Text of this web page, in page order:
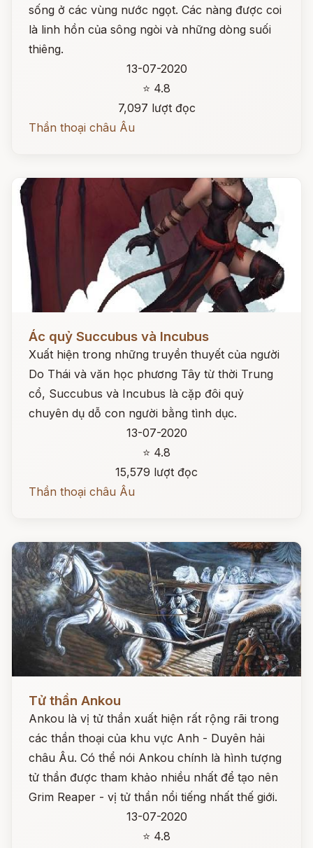
sống ở các vùng nước ngọt. Các nàng được coi
là linh hồn của sông ngòi và những dòng suối
thiêng.
13-07-2020
⭐ 4.8
7,097 lượt đọc
Thần thoại châu Âu
Đọc ngay
Ác quỷ Succubus và Incubus
Xuất hiện trong những truyền thuyết của người
Do Thái và văn học phương Tây từ thời Trung
cổ, Succubus và Incubus là cặp đôi quỷ
chuyên dụ dỗ con người bằng tình dục.
13-07-2020
⭐ 4.8
15,579 lượt đọc
Thần thoại châu Âu
Tử thần Ankou
Ankou là vị tử thần xuất hiện rất rộng rãi trong
các thần thoại của khu vực Anh - Duyên hải
châu Âu. Có thể nói Ankou chính là hình tượng
tử thần được tham khảo nhiều nhất để tạo nên
Grim Reaper - vị tử thần nổi tiếng nhất thế giới.
13-07-2020
⭐ 4.8